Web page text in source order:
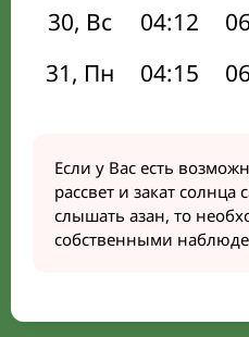
30, Вс
04:12
31, Пн
04:15
Если у Вас есть
рассвет и закат солнца
слышать азан, то
собственными